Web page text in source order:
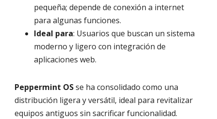
pequeña; depende de conexión a internet
para algunas funciones.
Ideal para: Usuarios que buscan un sistema
moderno y ligero con integración de
aplicaciones web.
Peppermint OSse ha consolidado como una
distribución ligera y versátil, ideal para revitalizar
equipos antiguos sin sacrificar funcionalidad.